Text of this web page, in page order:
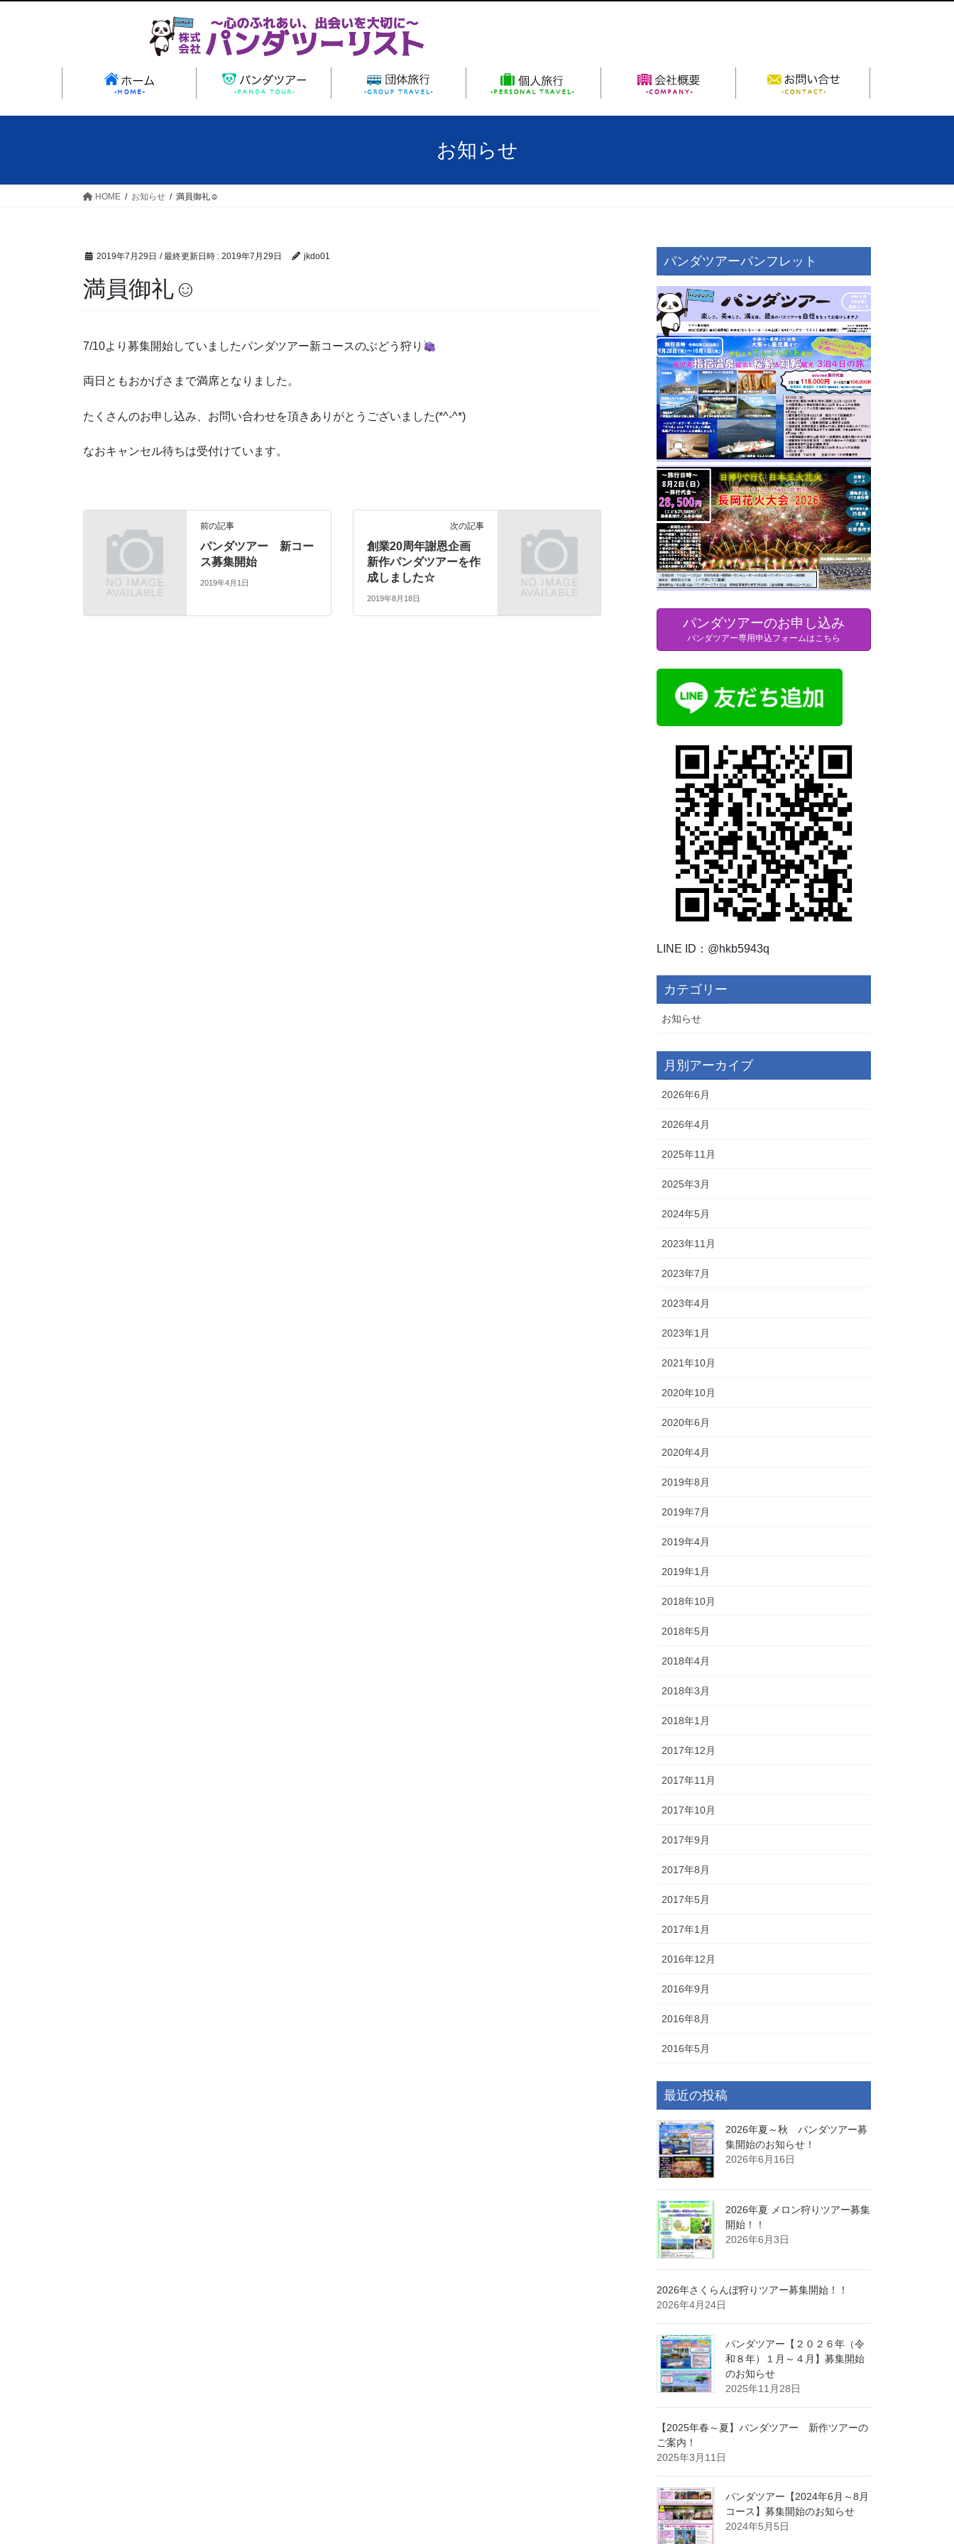
お知らせ
HOME お知らせ 満員御礼☺
2019年7月29日 / 最終更新日時 : 2019年7月29日 jkdo01
満員御礼☺
7/10より募集開始していましたパンダツアー新コースのぶどう狩り
両日ともおかげさまで満席となりました。
たくさんのお申し込み、お問い合わせを頂きありがとうございました(*^-^*)
なおキャンセル待ちは受付けています。
前の記事
パンダツアー 新コー
ス募集開始
2019年4月1日
次の記事
創業20周年謝恩企画
新作パンダツアーを作
成しました☆
2019年8月18日
パンダツアーパンフレット
パンダツアーのお申し込み
パンダツアー専用申込フォームはこちら
LINE ID：@hkb5943q
カテゴリー
お知らせ
月別アーカイブ
2026年6月
2026年4月
2025年11月
2025年3月
2024年5月
2023年11月
2023年7月
2023年4月
2023年1月
2021年10月
2020年10月
2020年6月
2020年4月
2019年8月
2019年7月
2019年4月
2019年1月
2018年10月
2018年5月
2018年4月
2018年3月
2018年1月
2017年12月
2017年11月
2017年10月
2017年9月
2017年8月
2017年5月
2017年1月
2016年12月
2016年9月
2016年8月
2016年5月
最近の投稿
2026年夏～秋 パンダツアー募
集開始のお知らせ！
2026年6月16日
2026年夏 メロン狩りツアー募集
開始！！
2026年6月3日
2026年さくらんぼ狩りツアー募集開始！！
2026年4月24日
パンダツアー【２０２６年（令
和８年）１月～４月】募集開始
のお知らせ
2025年11月28日
【2025年春～夏】パンダツアー 新作ツアーの
ご案内！
2025年3月11日
パンダツアー【2024年6月～8月
コース】募集開始のお知らせ
2024年5月5日